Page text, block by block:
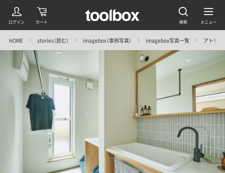
HOME stories（読む） imagebox（事例写真） imagebox写真一覧 アトリ